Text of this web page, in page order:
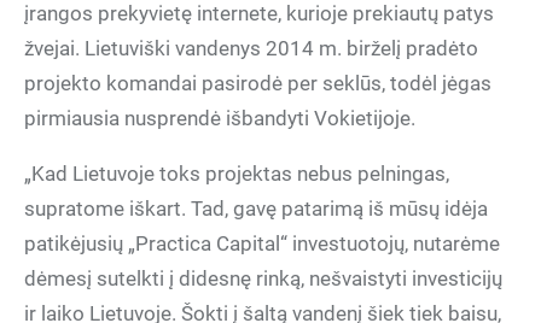
įrangos prekyvietę internete, kurioje prekiautų patys
žvejai. Lietuviški vandenys 2014 m. birželį pradėto
projekto komandai pasirodė per seklūs, todėl jėgas
pirmiausia nusprendė išbandyti Vokietijoje.
„Kad Lietuvoje toks projektas nebus pelningas,
supratome iškart. Tad, gavę patarimą iš mūsų idėja
patikėjusių „Practica Capital“ investuotojų, nutarėme
dėmesį sutelkti į didesnę rinką, nešvaistyti investicijų
ir laiko Lietuvoje. Šokti į šaltą vandenį šiek tiek baisu,